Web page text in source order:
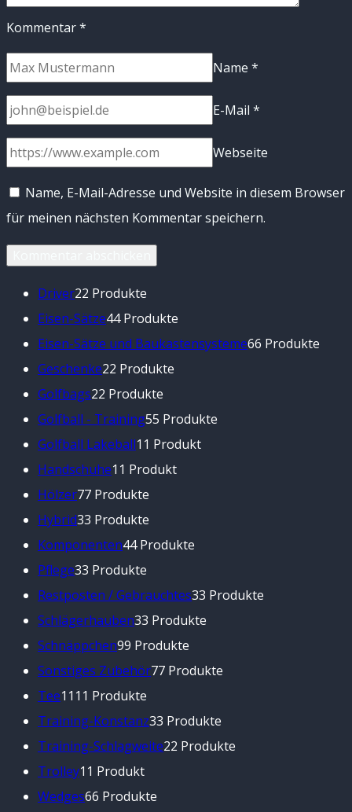
Kommentar*
Name *
E-Mail *
Webseite
Name, E-Mail-Adresse und Website in diesem Browser
für meinen nächsten Kommentar speichern.
Driver22 Produkte
Eisen-Sätze44 Produkte
Eisen-Sätze und Baukastensysteme66 Produkte
Geschenke22 Produkte
Golfbags22 Produkte
Golfball - Training55 Produkte
Golfball Lakeball1 1 Produkt
Handschuhe1 1 Produkt
Hölzer77 Produkte
Hybrid33 Produkte
Komponenten44 Produkte
Pflege33 Produkte
Restposten / Gebrauchtes33 Produkte
Schlägerhauben33 Produkte
Schnäppchen99 Produkte
Sonstiges Zubehör77 Produkte
Tee11 11 Produkte
Training-Konstanz33 Produkte
Training-Schlagweite22 Produkte
Trolley1 1 Produkt
Wedges66 Produkte